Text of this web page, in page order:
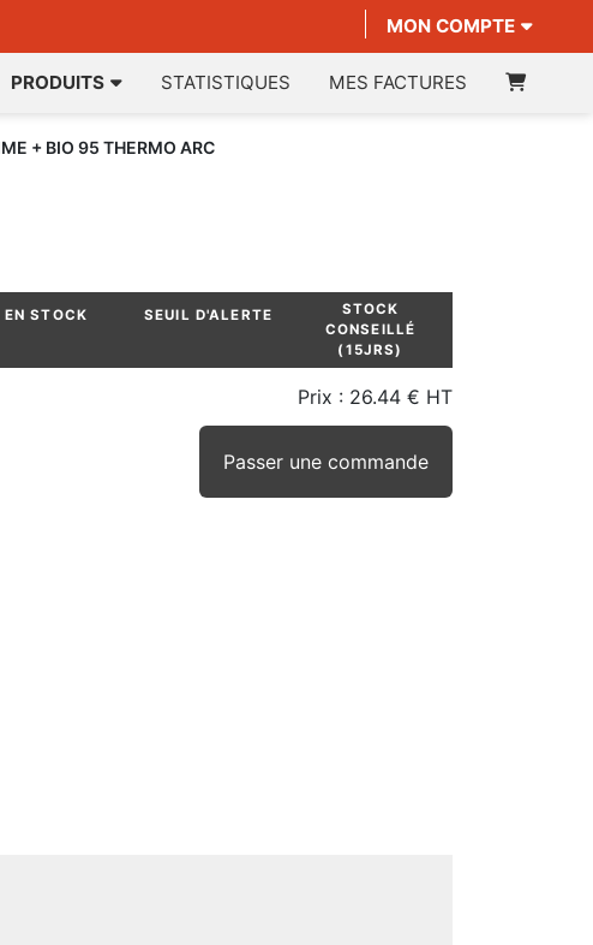
MON COMPTE
PRODUITS STATISTIQUES MES FACTURES
+ BIO 95 THERMO ARC
EN STOCK SEUIL D'ALERTE
STOCK
CONSEILLÉ
(15JRS)
Prix : 26.44 € HT
Passer une commande